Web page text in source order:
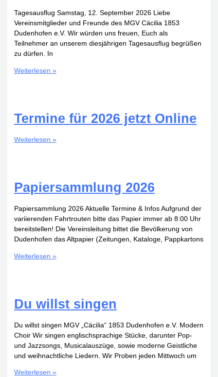
Tagesausflug Samstag, 12. September 2026 Liebe
Vereinsmitglieder und Freunde des MGV Cäcilia 1853
Dudenhofen e.V. Wir würden uns freuen, Euch als
Teilnehmer an unserem diesjährigen Tagesausflug begrüßen
zu dürfen. In
Vereinsausflug
Weiterlesen »
Termine für 2026 jetzt Online
Termine
Weiterlesen »
Papiersammlung 2026
Papiersammlung 2026 Aktuelle Termine & Infos Aufgrund der
variierenden Fahrtrouten bitte das Papier immer ab 8:00 Uhr
bereitstellen! Die Vereinsleitung bittet die Bevölkerung von
Dudenhofen das Altpapier (Zeitungen, Kataloge, Pappkartons
Papiersammlung
Weiterlesen »
Du willst singen
Du willst singen MGV „Cäcilia“ 1853 Dudenhofen e.V. Modern
Choir Wir singen englischsprachige Stücke, darunter Pop-
und Jazzsongs, Musicalauszüge, sowie moderne Geistliche
und weihnachtliche Liedern. Wir Proben jeden Mittwoch um
Du
Weiterlesen »